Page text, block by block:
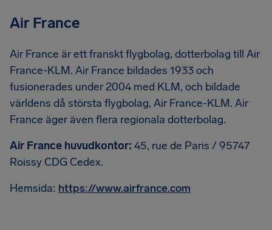
Air France
Air France är ett franskt flygbolag, dotterbolag till Air
France-KLM. Air France bildades 1933 och
fusionerades under 2004 med KLM, och bildade
världens då största flygbolag, Air France-KLM. Air
France äger även flera regionala dotterbolag.
Air France huvudkontor: 45, rue de Paris / 95747
Roissy CDG Cedex.
Hemsida: https://www.airfrance.com